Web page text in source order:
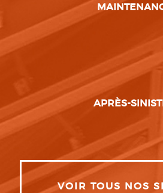
APRÈS-
VOIR TOUS NOS